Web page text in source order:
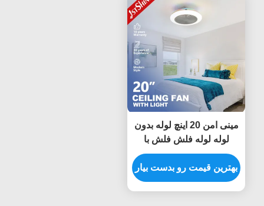
مینی امن 20 اینچ لوله بدون
لوله لوله فلش فلش با
موتور RGB Light DC
بهترین قیمت رو بدست بیار